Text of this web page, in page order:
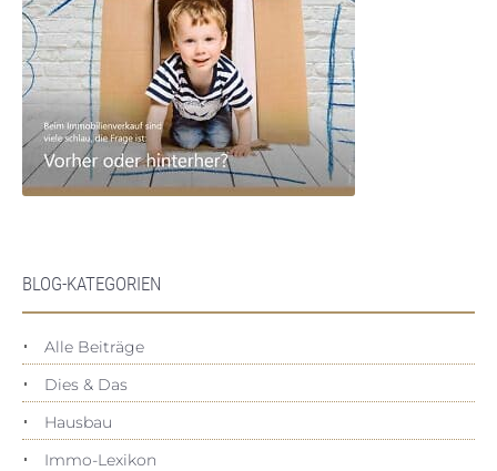
BLOG-KATEGORIEN
Alle Beiträge
Dies & Das
Hausbau
Immo-Lexikon